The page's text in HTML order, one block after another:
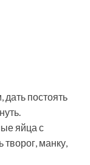
постоять
яйца с
манку,